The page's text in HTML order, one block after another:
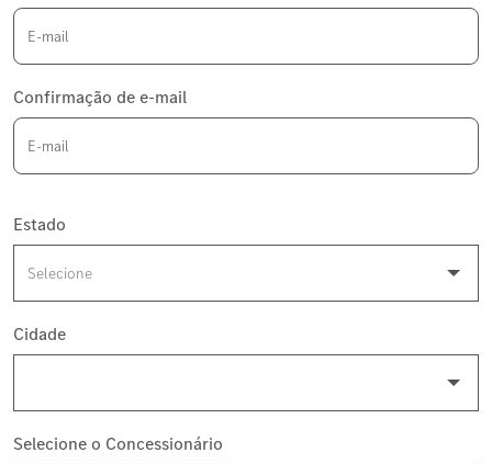
Confirmação de e-mail
Estado
Cidade
Selecione o Concessionário